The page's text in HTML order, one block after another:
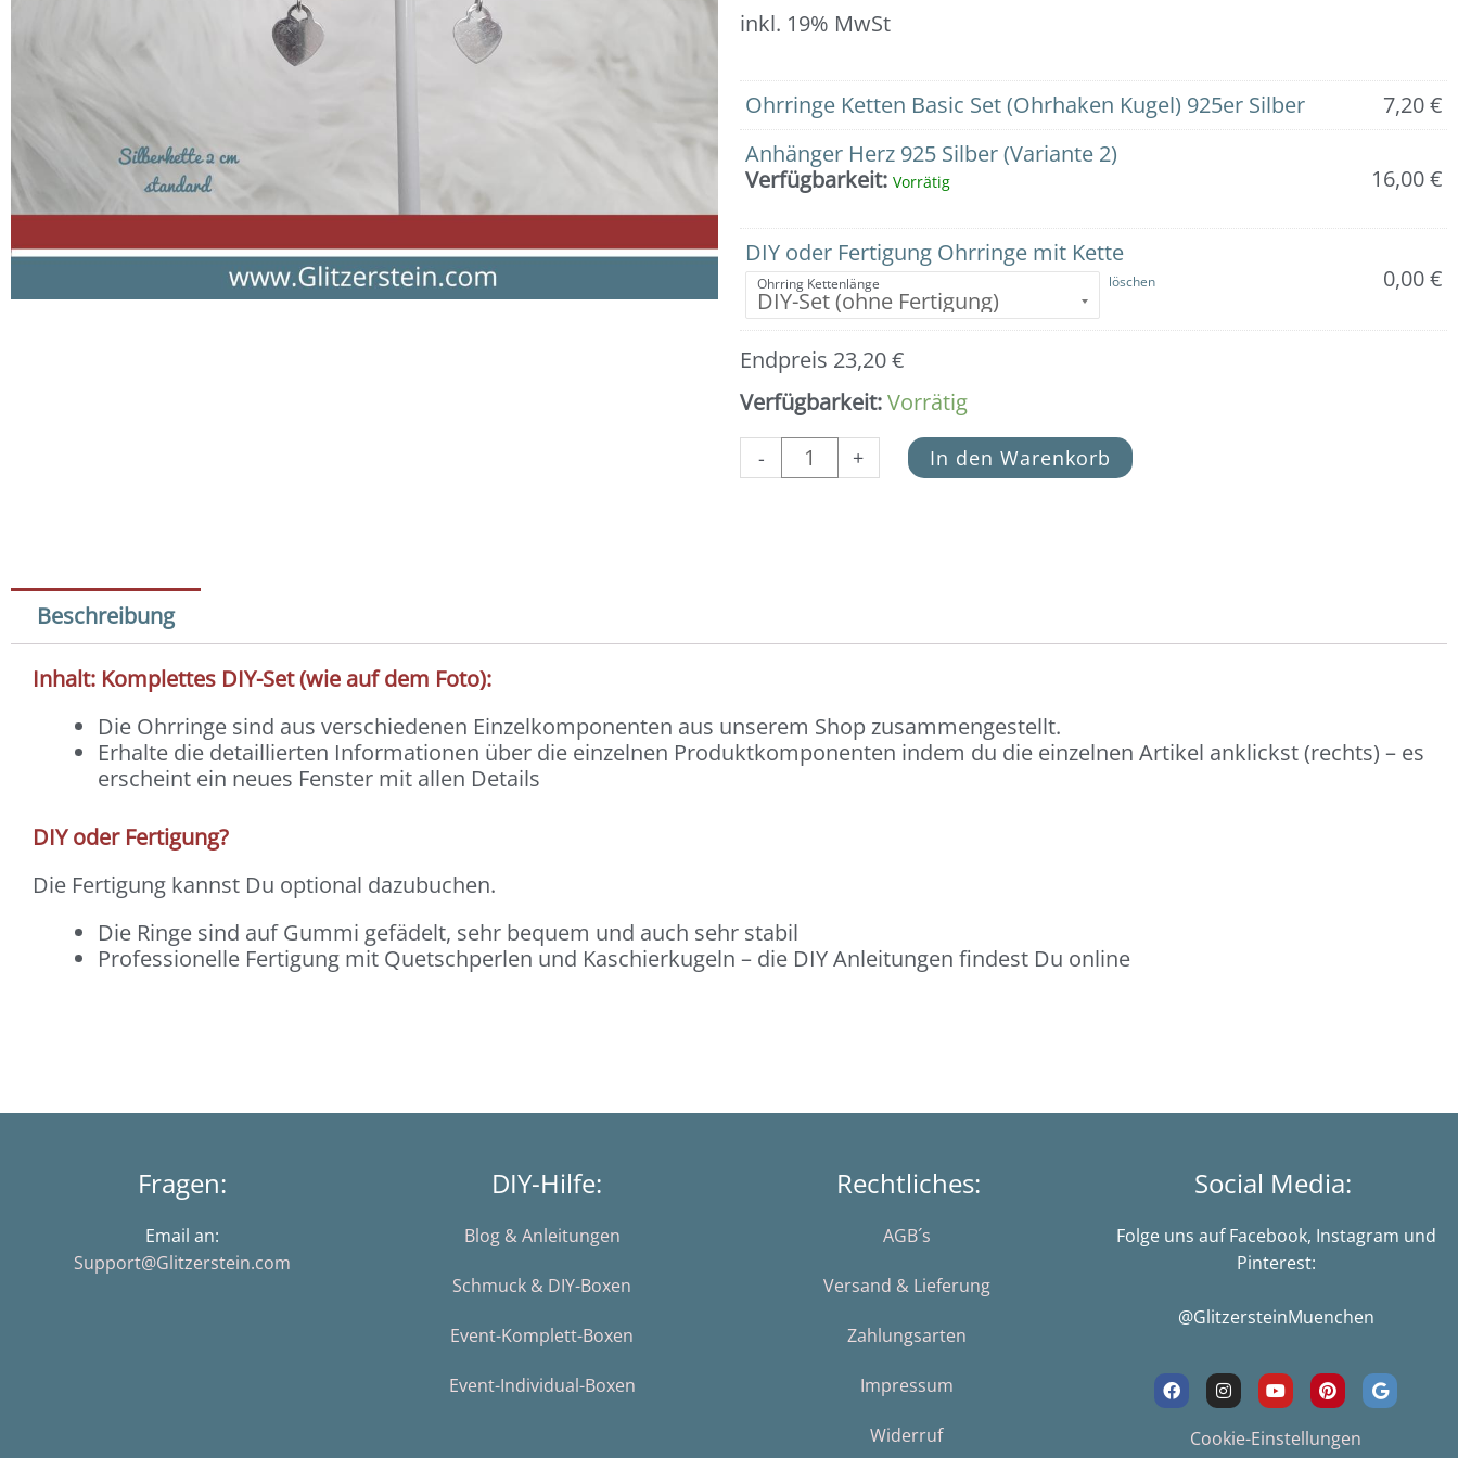
inkl. 19% MwSt
Ohrringe Ketten Basic Set (Ohrhaken Kugel) 925er Silber 7,20€
Anhänger Herz 925 Silber (Variante 2)
Verfügbarkeit: Vorrätig 16,00€
DIY oder Fertigung Ohrringe mit Kette
Ohrring Kettenlänge löschen 0,00€
Endpreis 23,20€
Verfügbarkeit:Vorrätig
-
Ohrringe
mit
Kette
(Herz)
925er
Silber
Menge
+ In den Warenkorb
Beschreibung
Inhalt: Komplettes DIY-Set (wie auf dem Foto):
Die Ohrringe sind aus verschiedenen Einzelkomponenten aus unserem Shop zusammengestellt.
Erhalte die detaillierten Informationen über die einzelnen Produktkomponenten indem du die einzelnen Artikel anklickst (rechts) – es
erscheint ein neues Fenster mit allen Details
DIY oder Fertigung?
Die Fertigung kannst Du optional dazubuchen.
Die Ringe sind auf Gummi gefädelt, sehr bequem und auch sehr stabil
Professionelle Fertigung mit Quetschperlen und Kaschierkugeln – die DIY Anleitungen findest Du online
Fragen:
Email an:
Support@Glitzerstein.com
DIY-Hilfe:
Blog & Anleitungen
Schmuck & DIY-Boxen
Event-Komplett-Boxen
Event-Individual-Boxen
Rechtliches:
AGB´s
Versand & Lieferung
Zahlungsarten
Impressum
Widerruf
Social Media:
Folge uns auf Facebook, Instagram und
Pinterest:
@GlitzersteinMuenchen
F
a
c
I
n
s
t
a
Y
o
u
t
u
P
i
n
t
e
G
o
o
Cookie-Einstellungen